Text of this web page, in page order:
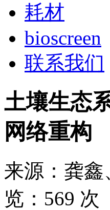
耗材
bioscreen
联系我们
土壤生态
网络重构
来源： 龚鑫
览： 569 次